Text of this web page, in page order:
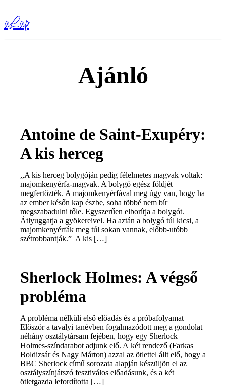
aLap
Ajánló
Antoine de Saint-Exupéry:
A kis herceg
,,A kis herceg bolygóján pedig félelmetes magvak voltak:
majomkenyérfa-magvak. A bolygó egész földjét
megfertőzték. A majomkenyérfával meg úgy van, hogy ha
az ember későn kap észbe, soha többé nem bír
megszabadulni tőle. Egyszerűen elborítja a bolygót.
Átlyuggatja a gyökereivel. Ha aztán a bolygó túl kicsi, a
majomkenyérfák meg túl sokan vannak, előbb-utóbb
szétrobbantják.” A kis […]
Sherlock Holmes: A végső
probléma
A probléma nélküli első előadás és a próbafolyamat
Először a tavalyi tanévben fogalmazódott meg a gondolat
néhány osztálytársam fejében, hogy egy Sherlock
Holmes-színdarabot adjunk elő. A két rendező (Farkas
Boldizsár és Nagy Márton) azzal az ötlettel állt elő, hogy a
BBC Sherlock című sorozata alapján készüljön el az
osztályszínjátszó fesztiválos előadásunk, és a két
ötletgazda lefordította […]